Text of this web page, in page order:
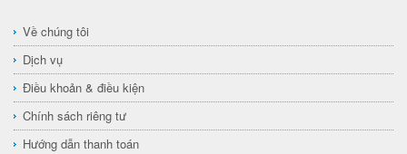
Về chúng tôi
Dịch vụ
Điều khoản & điều kiện
Chính sách riêng tư
Hướng dẫn thanh toán